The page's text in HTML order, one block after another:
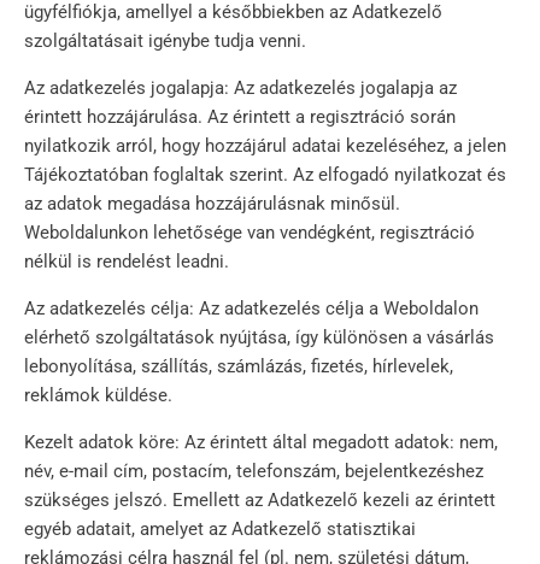
ügyfélfiókja, amellyel a későbbiekben az Adatkezelő
szolgáltatásait igénybe tudja venni.
Az adatkezelés jogalapja: Az adatkezelés jogalapja az
érintett hozzájárulása. Az érintett a regisztráció során
nyilatkozik arról, hogy hozzájárul adatai kezeléséhez, a jelen
Tájékoztatóban foglaltak szerint. Az elfogadó nyilatkozat és
az adatok megadása hozzájárulásnak minősül.
Weboldalunkon lehetősége van vendégként, regisztráció
nélkül is rendelést leadni.
Az adatkezelés célja: Az adatkezelés célja a Weboldalon
elérhető szolgáltatások nyújtása, így különösen a vásárlás
lebonyolítása, szállítás, számlázás, fizetés, hírlevelek,
reklámok küldése.
Kezelt adatok köre: Az érintett által megadott adatok: nem,
név, e-mail cím, postacím, telefonszám, bejelentkezéshez
szükséges jelszó. Emellett az Adatkezelő kezeli az érintett
egyéb adatait, amelyet az Adatkezelő statisztikai
reklámozási célra használ fel (pl. nem, születési dátum,